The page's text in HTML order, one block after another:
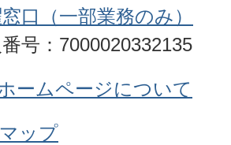
口（一部業務のみ）
号：7000020332135
ームページについて
ップ